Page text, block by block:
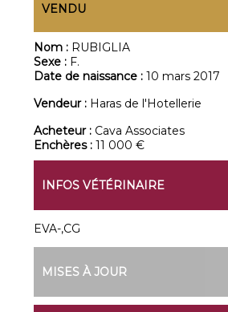
VENDU
Nom : RUBIGLIA
Sexe : F.
Date de naissance :10 mars 2017
Vendeur : Haras de l'Hotellerie
Acheteur : Cava Associates
Enchères :11 000 €
INFOS VÉTÉRINAIRE
EVA-,CG
MISES À JOUR